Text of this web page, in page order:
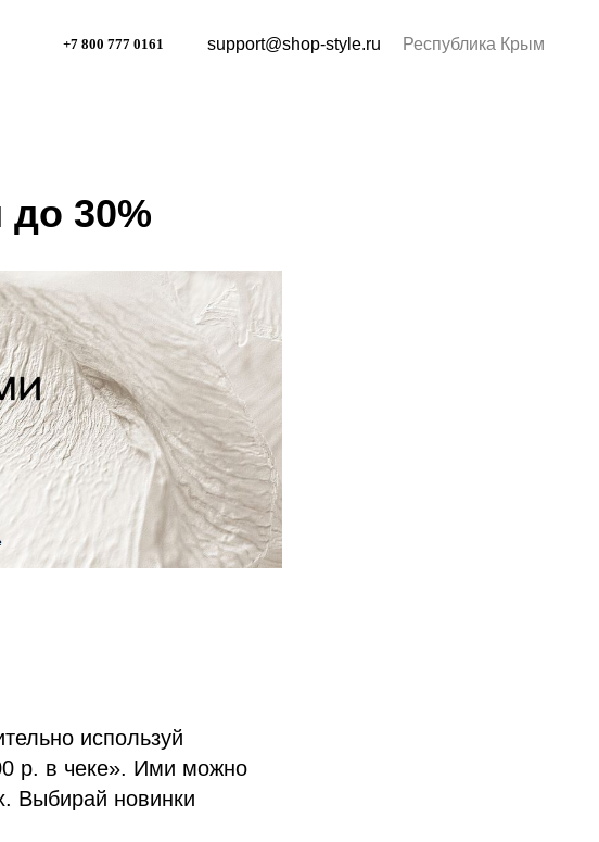
+7 800 777 0161 support@shop-style.ru Республика Крым
30%
используй
р. в чеке». Ими можно
Выбирай новинки